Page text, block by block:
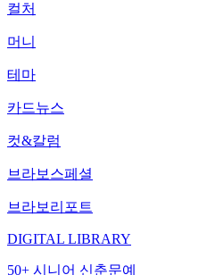
컬처
머니
테마
카드뉴스
컷&칼럼
브라보스페셜
브라보리포트
DIGITAL LIBRARY
50+ 시니어 신춘문예